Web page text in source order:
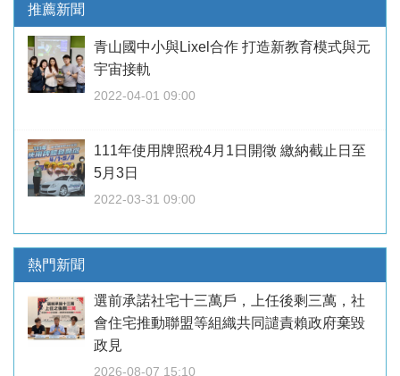
推薦新聞
青山國中小與Lixel合作 打造新教育模式與元
宇宙接軌
2022-04-01 09:00
111年使用牌照稅4月1日開徵 繳納截止日至
5月3日
2022-03-31 09:00
熱門新聞
選前承諾社宅十三萬戶，上任後剩三萬，社
會住宅推動聯盟等組織共同譴責賴政府棄毀
政見
2026-08-07 15:10